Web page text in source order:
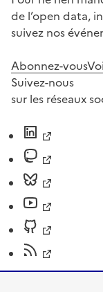
de l’open data,
suivez nos
Abonnez-vous
Suivez-nous
sur les réseaux